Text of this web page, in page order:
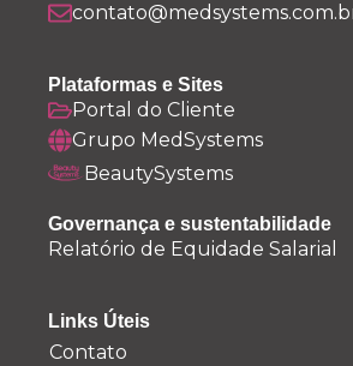
Plataformas e Sites
Portal do Cliente
Grupo MedSystems
BeautySystems
Governança e sustentabilidade
Relatório de Equidade Salarial
Links Úteis
Contato